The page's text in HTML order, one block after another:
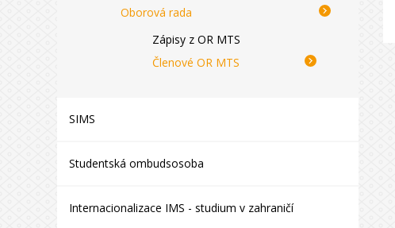
Oborová rada
Zápisy z OR MTS
Členové OR MTS
SIMS
Studentská ombudsosoba
Internacionalizace IMS - studium v zahraničí